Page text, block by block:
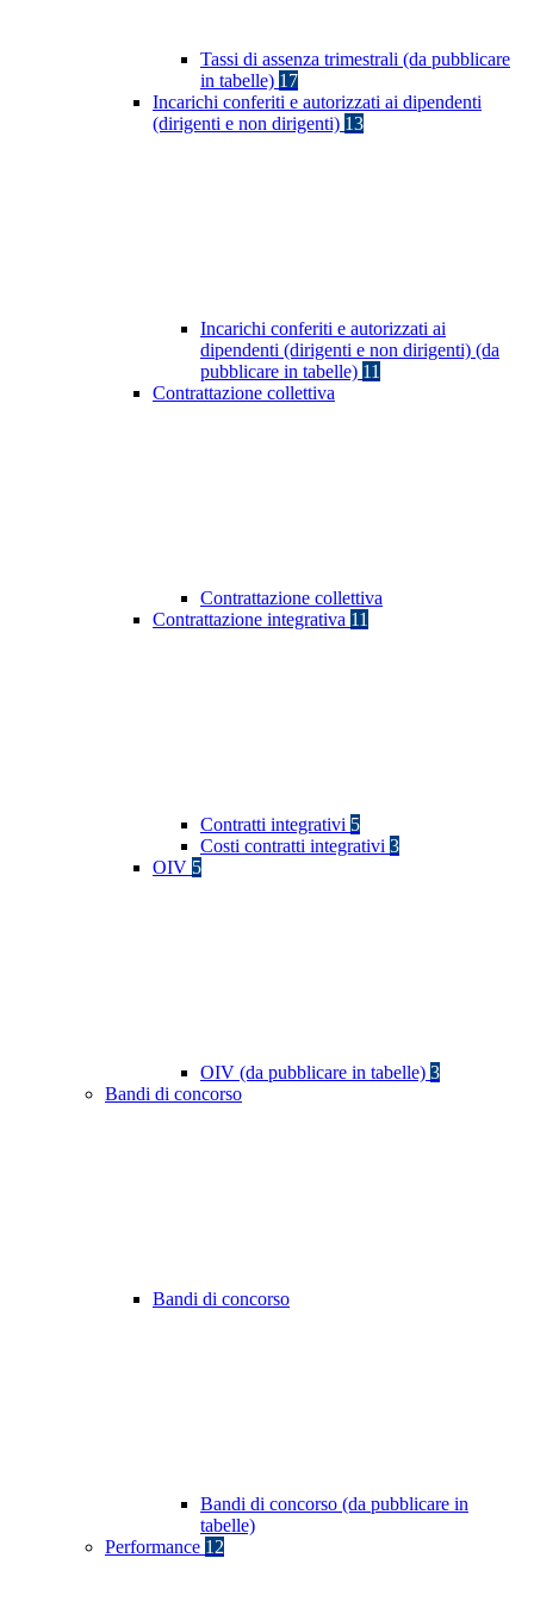
Tassi di assenza trimestrali (da pubblicare
in tabelle) 17
Incarichi conferiti e autorizzati ai dipendenti
(dirigenti e non dirigenti) 13
Incarichi conferiti e autorizzati ai
dipendenti (dirigenti e non dirigenti) (da
pubblicare in tabelle) 11
Contrattazione collettiva
Contrattazione collettiva
Contrattazione integrativa 11
Contratti integrativi 5
Costi contratti integrativi 3
OIV 5
OIV (da pubblicare in tabelle) 3
Bandi di concorso
Bandi di concorso
Bandi di concorso (da pubblicare in
tabelle)
Performance 12